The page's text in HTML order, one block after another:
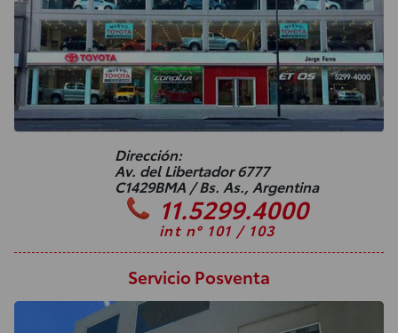
Dirección:
Av. del Libertador 6777
C1429BMA / Bs. As., Argentina
11.5299.4000
int n° 101 / 103
Servicio Posventa